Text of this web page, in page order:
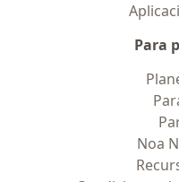
Para
Noa